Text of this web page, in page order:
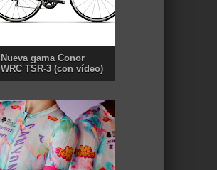
Nueva gama Conor
WRC TSR-3 (con vídeo)